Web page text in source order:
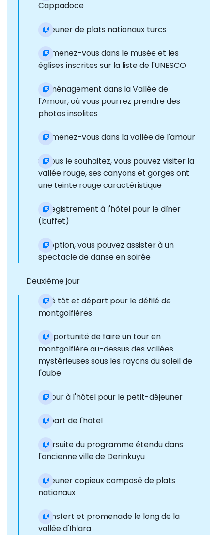
Cappadoce
Déjeuner de plats nationaux turcs
Promenez-vous dans le musée et les
églises inscrites sur la liste de l'UNESCO
Déménagement dans la Vallée de
l'Amour, où vous pourrez prendre des
photos insolites
Promenez-vous dans la vallée de l'amour
Si vous le souhaitez, vous pouvez visiter la
vallée rouge, ses canyons et gorges ont
une teinte rouge caractéristique
Enregistrement à l'hôtel pour le dîner
(buffet)
En option, vous pouvez assister à un
spectacle de danse en soirée
Deuxième jour
Levé tôt et départ pour le défilé de
montgolfières
L'opportunité de faire un tour en
montgolfière au-dessus des vallées
mystérieuses sous les rayons du soleil de
l'aube
Retour à l'hôtel pour le petit-déjeuner
Départ de l'hôtel
Poursuite du programme étendu dans
l'ancienne ville de Derinkuyu
Déjeuner copieux composé de plats
nationaux
Transfert et promenade le long de la
vallée d'Ihlara